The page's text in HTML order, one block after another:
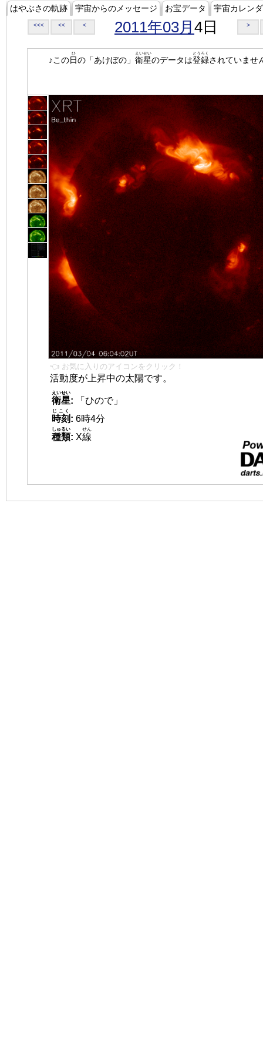
はやぶさの軌跡 宇宙からのメッセージ お宝データ 宇宙カレン
<<< << < 2011年03月 4日 >
♪この日
ひ
の「あけぼの」 衛星
えいせい
のデータは登録
とうろく
されていませ
👈 お気に入りのアイコンをクリック！
活動度が上昇中の太陽です。
衛星
えいせい
:
「ひので」
時刻
じこく
: 6時4分
種類
しゅるい
: X線
せん